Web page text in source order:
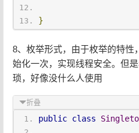
}
8、枚举形式，由于枚举的特性
始化一次，实现线程安全。但
琐，好像没什么人使用
折叠
public class